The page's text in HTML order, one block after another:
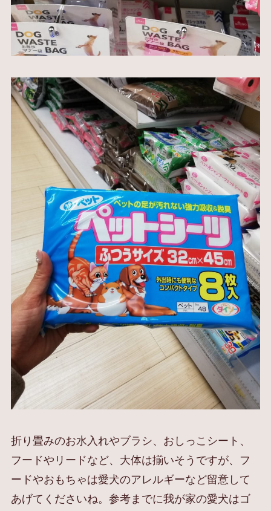
折り畳みのお水入れやブラシ、おしっこシート、
フードやリードなど、大体は揃いそうですが、フ
ードやおもちゃは愛犬のアレルギーなど留意して
あげてくださいね。参考までに我が家の愛犬はゴ